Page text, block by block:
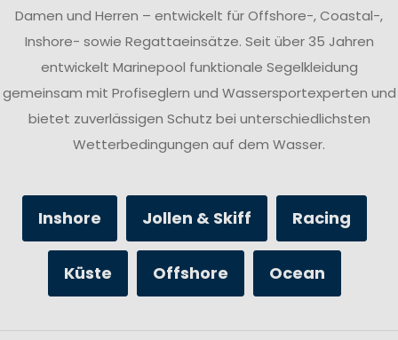
Damen und Herren – entwickelt für Offshore-, Coastal-,
Inshore- sowie Regattaeinsätze. Seit über 35 Jahren
entwickelt Marinepool funktionale Segelkleidung
gemeinsam mit Profiseglern und Wassersportexperten und
bietet zuverlässigen Schutz bei unterschiedlichsten
Wetterbedingungen auf dem Wasser.
Inshore Jollen & Skiff Racing
Küste Offshore Ocean